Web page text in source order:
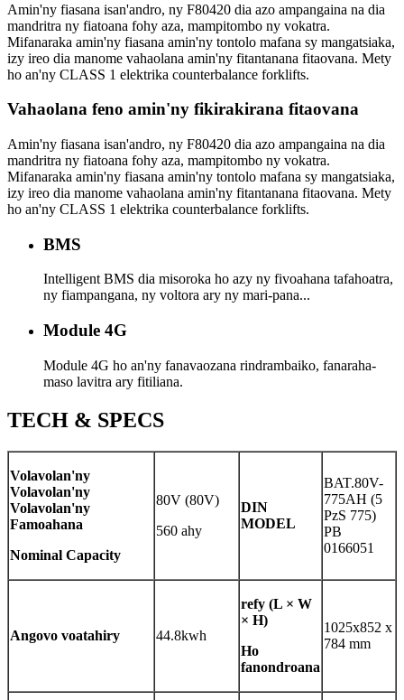
Amin'ny fiasana isan'andro, ny F80420 dia azo ampangaina na dia
mandritra ny fiatoana fohy aza, mampitombo ny vokatra.
Mifanaraka amin'ny fiasana amin'ny tontolo mafana sy mangatsiaka,
izy ireo dia manome vahaolana amin'ny fitantanana fitaovana. Mety
ho an'ny CLASS 1 elektrika counterbalance forklifts.
Vahaolana feno amin'ny fikirakirana fitaovana
Amin'ny fiasana isan'andro, ny F80420 dia azo ampangaina na dia
mandritra ny fiatoana fohy aza, mampitombo ny vokatra.
Mifanaraka amin'ny fiasana amin'ny tontolo mafana sy mangatsiaka,
izy ireo dia manome vahaolana amin'ny fitantanana fitaovana. Mety
ho an'ny CLASS 1 elektrika counterbalance forklifts.
BMS
Intelligent BMS dia misoroka ho azy ny fivoahana tafahoatra,
ny fiampangana, ny voltora ary ny mari-pana...
Module 4G
Module 4G ho an'ny fanavaozana rindrambaiko, fanaraha-
maso lavitra ary fitiliana.
TECH & SPECS
Volavolan'ny
Volavolan'ny
Volavolan'ny
Famoahana
Nominal Capacity
80V (80V)
560 ahy
DIN
MODEL
BAT.80V-
775AH (5
PzS 775)
PB
0166051
Angovo voatahiry 44.8kwh
refy (L × W
× H)
Ho
fanondroana
1025x852 x
784 mm